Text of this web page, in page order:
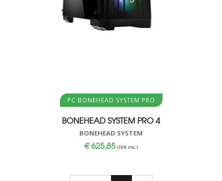
Aggiungi al carrello
PC BONEHEAD SYSTEM PRO
BONEHEAD SYSTEM PRO 4
BONEHEAD SYSTEM
€625,85 (IVA inc.)